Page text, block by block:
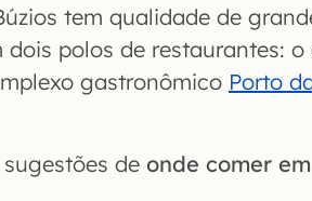
tem qualidade de
polos de restaurantes: o
gastronômico Porto
de onde comer